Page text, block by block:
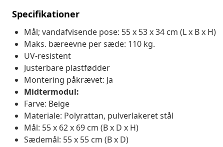
Specifikationer
Mål; vandafvisende pose: 55 x 53 x 34 cm (L x B x H)
Maks. bæreevne per sæde: 110 kg.
UV-resistent
Justerbare plastfødder
Montering påkrævet: Ja
Midtermodul:
Farve: Beige
Materiale: Polyrattan, pulverlakeret stål
Mål: 55 x 62 x 69 cm (B x D x H)
Sædemål: 55 x 55 cm (B x D)